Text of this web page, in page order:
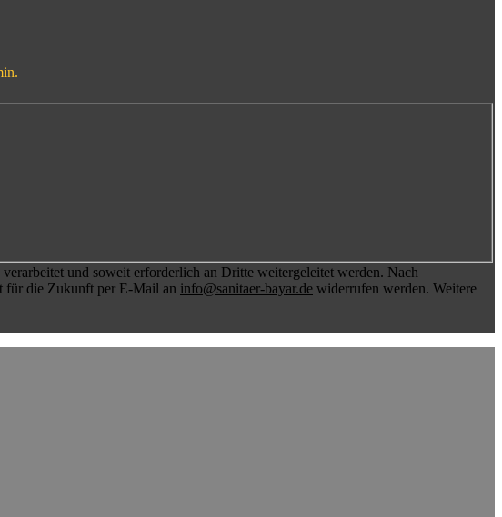
und soweit erforderlich an Dritte weitergeleitet werden. Nach
für die Zukunft per E-Mail an info@sanitaer-bayar.de widerrufen werden. Weitere